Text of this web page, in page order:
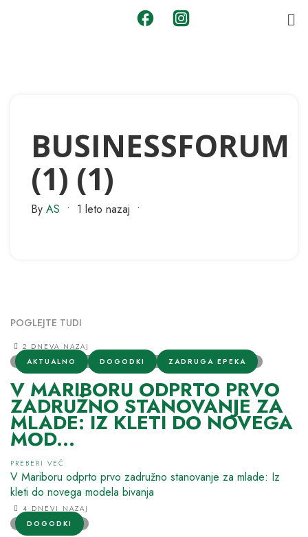
BUSINESSFORUM
(1) (1)
By AS • 1 leto nazaj •
POGLEJTE TUDI
2 DNEVA NAZAJ
AKTUALNO
DOGODKI ZADRUGA EPEKA
V MARIBORU ODPRTO PRVO
ZADRUŽNO STANOVANJE ZA
MLADE: IZ KLETI DO NOVEGA
MOD...
PREBERI VEČ
V Mariboru odprto prvo zadružno stanovanje za mlade: Iz
kleti do novega modela bivanja
4 DNEVI NAZAJ
DOGODKI